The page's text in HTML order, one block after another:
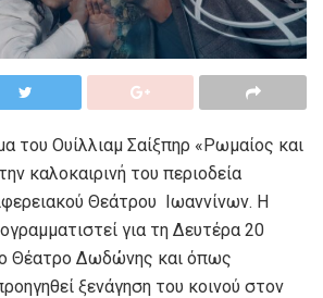
του Ουίλλιαμ Σαίξπηρ «Ρωμαίος και
καλοκαιρινή του περιοδεία
Θεάτρου Ιωαννίνων. Η
για τη Δευτέρα 20
Θέατρο Δωδώνης και όπως
ξενάγηση του κοινού στον